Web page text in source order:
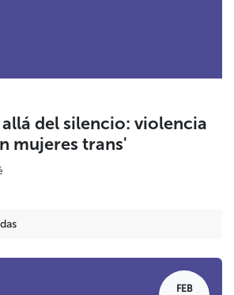
del silencio: violencia
mujeres trans'
FEB